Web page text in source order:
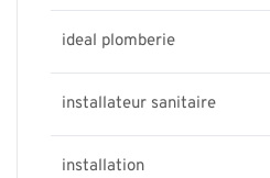
ideal plomberie
installateur sanitaire
installation